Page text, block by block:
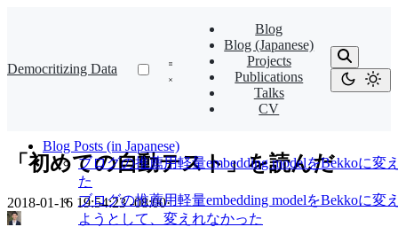
Democritizing Data
Blog
Blog (Japanese)
Projects
Publications
Talks
CV
Blog Posts (in Japanese)
ブログの推薦用軽量embedding modelをBekkoに変
た
ブログの推薦用軽量embedding modelをBekkoに変
ようとして、変えれなかった
「初めての自動テスト」を読んだ
2018-01-16 19:54:23 -08:00·